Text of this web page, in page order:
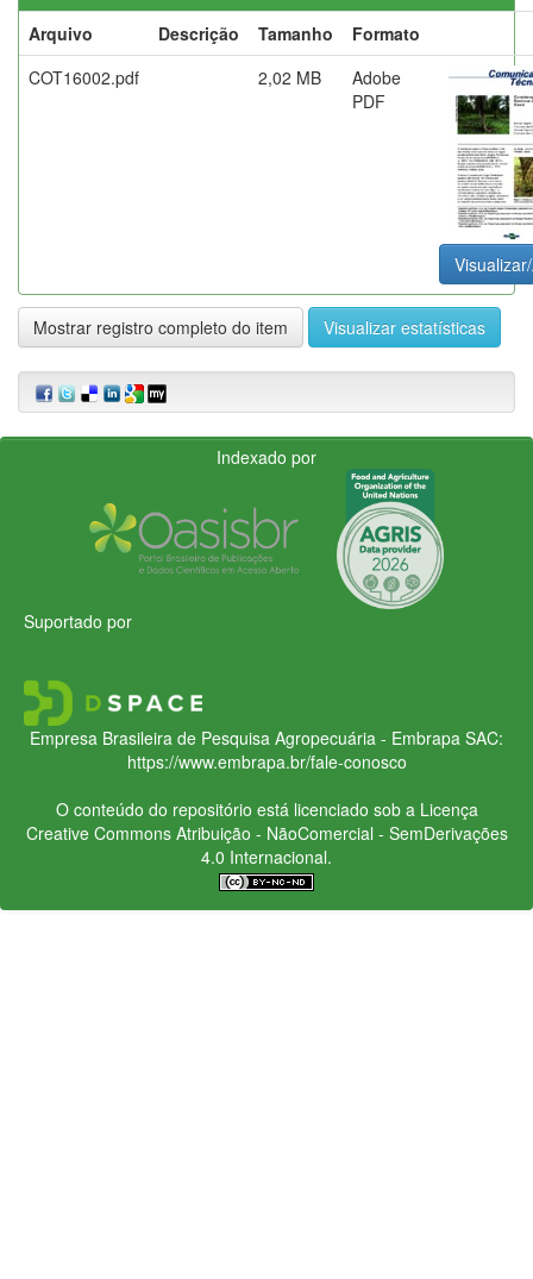
Arquivo
Descrição Tamanho
Formato
COT16002.pdf
2,02 MB
Adobe
PDF
Mostrar registro completo do item Visualizar estatísticas
Indexado por
Suportado por
Empresa Brasileira de Pesquisa Agropecuária - Embrapa SAC:
https://www.embrapa.br/fale-conosco
O conteúdo do repositório está licenciado sob a Licença
Creative CommonsAtribuição - NãoComercial - SemDerivações
4.0 Internacional.